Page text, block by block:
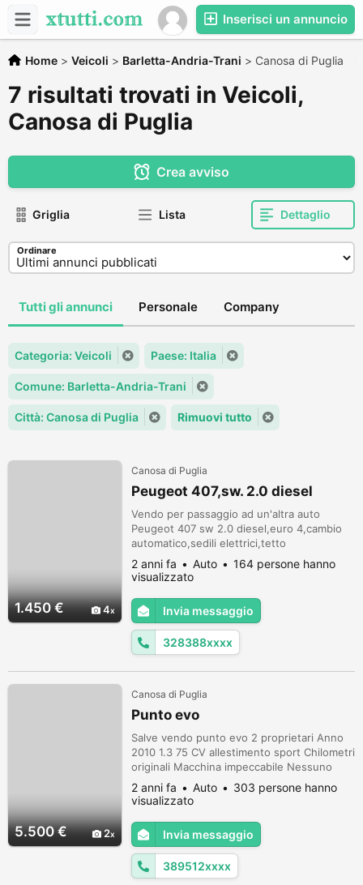
Inserisci un annuncio
Home > Veicoli > Barletta-Andria-Trani > Canosa di Puglia
7 risultati trovati in Veicoli,
Canosa di Puglia
Crea avviso
Griglia Lista Dettaglio
Ordinare
Tutti gli annunci Personale Company
Categoria: Veicoli Paese: Italia
Comune: Barletta-Andria-Trani
Città: Canosa di Puglia Rimuovi tutto
1.450 € 4
Canosa di Puglia
Peugeot 407,sw. 2.0 diesel
Vendo per passaggio ad un'altra auto
Peugeot 407 sw 2.0 diesel,euro 4,cambio
automatico,sedili elettrici,tetto
panoramico,gomme nuove,vista e piaciuta.
2 anni fa Auto
164 persone hanno
visualizzato
Invia messaggio
328388xxxx
5.500 € 2
Canosa di Puglia
Punto evo
Salve vendo punto evo 2 proprietari Anno
2010 1.3 75 CV allestimento sport Chilometri
originali Macchina impeccabile Nessuno
lavoro da fare Qualsiasi prova anche con
meccanico di fiducia No perditempo no
2 anni fa Auto
303 persone hanno
visualizzato
Invia messaggio
389512xxxx